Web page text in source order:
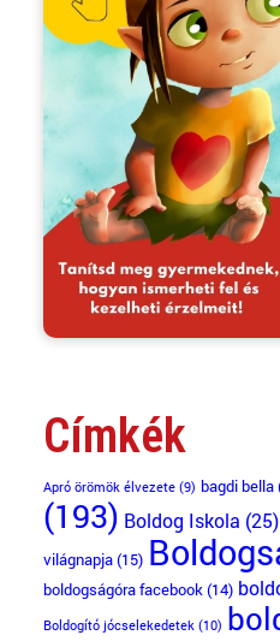
Címkék
Apró örömök élvezete(9) bagdi bella
(193) Boldog Iskola (25)
világnapja(15)
boldogságóra facebook(14)
Boldogító jócselekedetek(10)